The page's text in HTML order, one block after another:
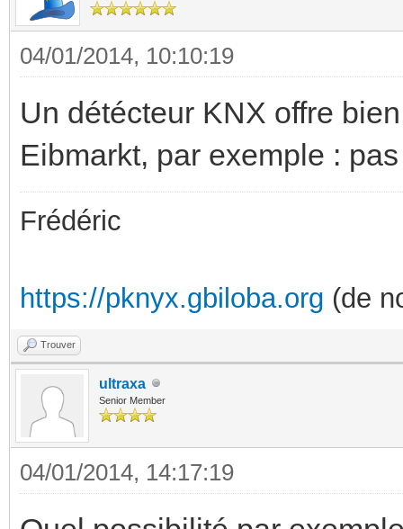
04/01/2014, 10:10:19
Un détécteur KNX offre
Eibmarkt, par exemple :
Frédéric
https://pknyx.gbiloba.org (de
Trouver
ultraxa
Senior Member
04/01/2014, 14:17:19